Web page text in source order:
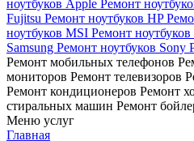
ноутбуков Apple Ремонт
Fujitsu Ремонт ноутбуков HP
ноутбуков MSI Ремонт ноутбуков
Samsung Ремонт ноутбуков Sony
Ремонт мобильных телефонов
мониторов Ремонт телевизоров
Ремонт кондиционеров Ремонт
стиральных машин Ремонт
Меню услуг
Главная